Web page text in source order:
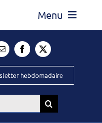
Menu
hebdomadaire